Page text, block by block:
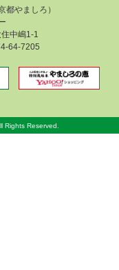
都やましろ）
中嶋1-1
64-7205
Rights Reserved.